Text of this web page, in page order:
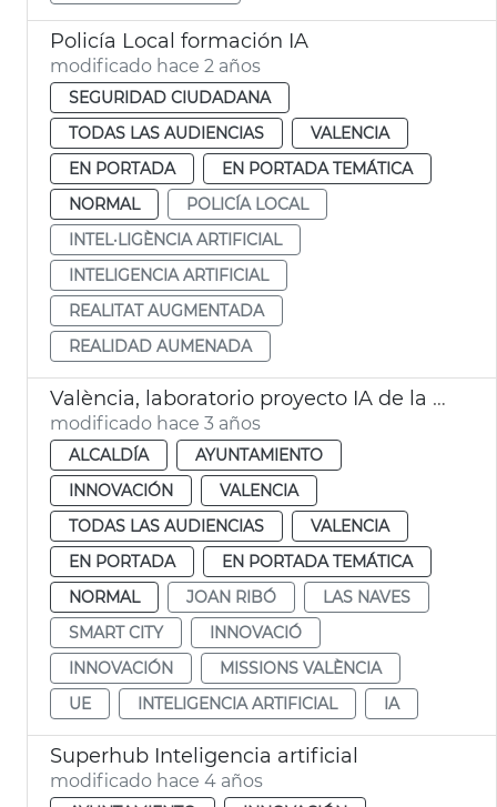
Policía Local formación IA
modificado hace 2 años
SEGURIDAD CIUDADANA
TODAS LAS AUDIENCIAS
VALENCIA
EN PORTADA
EN PORTADA TEMÁTICA
NORMAL
POLICÍA LOCAL
INTEL·LIGÈNCIA ARTIFICIAL
INTELIGENCIA ARTIFICIAL
REALITAT AUGMENTADA
REALIDAD AUMENADA
València, laboratorio proyecto IA de la UE Citcom. ia
modificado hace 3 años
ALCALDÍA
AYUNTAMIENTO
INNOVACIÓN
VALENCIA
TODAS LAS AUDIENCIAS
VALENCIA
EN PORTADA
EN PORTADA TEMÁTICA
NORMAL
JOAN RIBÓ
LAS NAVES
SMART CITY
INNOVACIÓ
INNOVACIÓN
MISSIONS VALÈNCIA
UE
INTELIGENCIA ARTIFICIAL IA
Superhub Inteligencia artificial
modificado hace 4 años